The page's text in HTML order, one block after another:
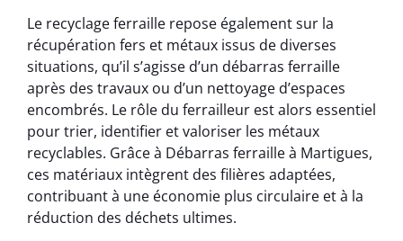
Le recyclage ferraille repose également sur la
récupération fers et métaux issus de diverses
situations, qu’il s’agisse d’un débarras ferraille
après des travaux ou d’un nettoyage d’espaces
encombrés. Le rôle du ferrailleur est alors essentiel
pour trier, identifier et valoriser les métaux
recyclables. Grâce à Débarras ferraille à Martigues,
ces matériaux intègrent des filières adaptées,
contribuant à une économie plus circulaire et à la
réduction des déchets ultimes.